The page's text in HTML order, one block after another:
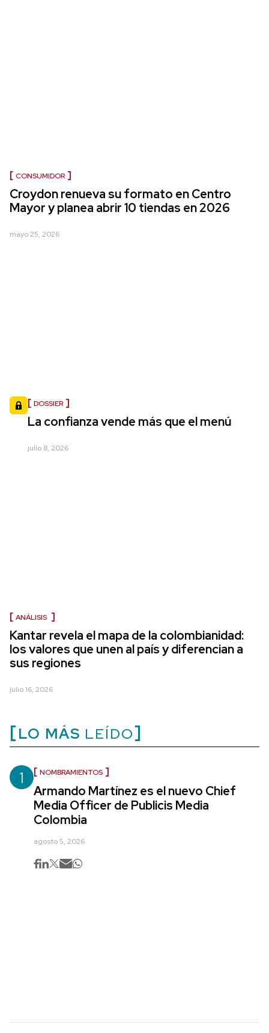
CONSUMIDOR
Croydon renueva su formato en Centro
Mayor y planea abrir 10 tiendas en 2026
mayo 25, 2026
DOSSIER
La confianza vende más que el menú
julio 8, 2026
ANÁLISIS
Kantar revela el mapa de la colombianidad:
los valores que unen al país y diferencian a
sus regiones
julio 16, 2026
LO MÁS LEÍDO
1 NOMBRAMIENTOS
Armando Martínez es el nuevo Chief
Media Officer de Publicis Media
Colombia
agosto 5, 2026